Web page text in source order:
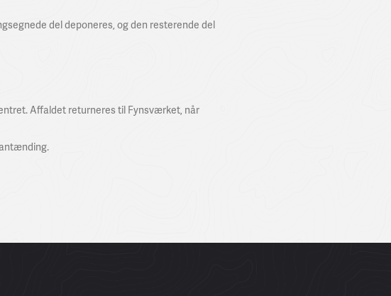
del deponeres, og den resterende del
Affaldet returneres til Fynsværket, når